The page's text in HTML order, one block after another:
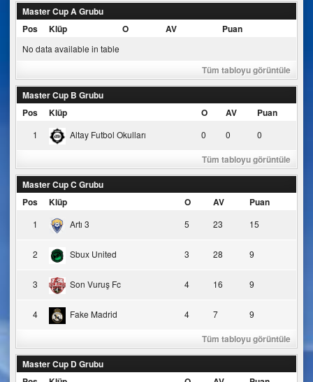
Master Cup A Grubu
Pos
Klüp O AV Puan
No data available in table
Tüm tabloyu görüntüle
Master Cup B Grubu
Pos
Klüp O AV Puan
1 Altay Futbol Okulları 0 0 0
Tüm tabloyu görüntüle
Master Cup C Grubu
Pos
Klüp O AV Puan
1 Artı 3 5 23 15
2 Sbux United 3 28 9
3 Son Vuruş Fc 4 16 9
4 Fake Madrid 4 7 9
Tüm tabloyu görüntüle
Master Cup D Grubu